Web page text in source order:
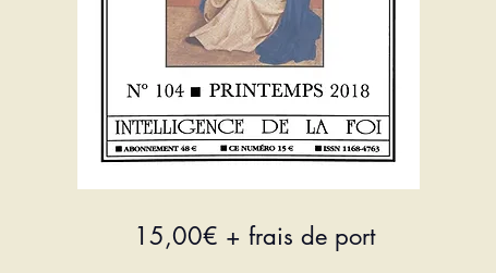
15,00€ + frais de port